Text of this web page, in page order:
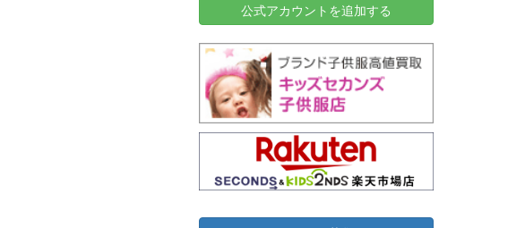
2026-06-23 名古屋市千種区 2 31,500
2026-06-23 川崎市川崎区 10 34,000
2026-06-18 神奈川県鎌倉市 10
2026-06-18 東京都渋谷区
岐阜県大垣市 43
東京都目黒区
2026-06-16 東京都豊島区 2 15,500
公式アカウントを追加する